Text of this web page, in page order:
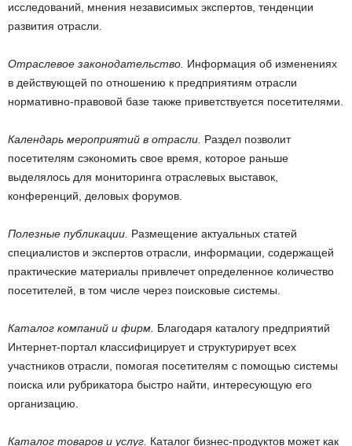
исследований, мнения независимых экспертов, тенденции
развития отрасли.
Отраслевое законодательство. Информация об изменениях
в действующей по отношению к предприятиям отрасли
нормативно-правовой базе также приветствуется посетителями.
Календарь мероприятий в отрасли. Раздел позволит
посетителям сэкономить свое время, которое раньше
выделялось для мониторинга отраслевых выставок,
конференций, деловых форумов.
Полезные публикации. Размещение актуальных статей
специалистов и экспертов отрасли, информации, содержащей
практические материалы привлечет определенное количество
посетителей, в том числе через поисковые системы.
Каталог компаний и фирм. Благодаря каталогу предприятий
Интернет-портал классифицирует и структурирует всех
участников отрасли, помогая посетителям с помощью системы
поиска или рубрикатора быстро найти, интересующую его
организацию.
Каталог товаров и услуг. Каталог бизнес-продуктов может как